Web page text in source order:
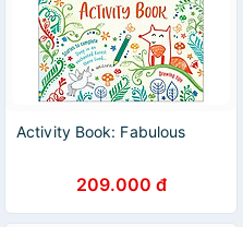
Activity Book: Fabulous
209.000 đ